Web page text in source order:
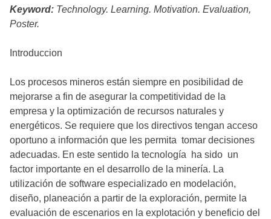
Keyword: Technology. Learning. Motivation. Evaluation,
Poster.
Introduccion
Los procesos mineros están siempre en posibilidad de
mejorarse a fin de asegurar la competitividad de la
empresa y la optimización de recursos naturales y
energéticos. Se requiere que los directivos tengan acceso
oportuno a información que les permita tomar decisiones
adecuadas. En este sentido la tecnología ha sido un
factor importante en el desarrollo de la minería. La
utilización de software especializado en modelación,
diseño, planeación a partir de la exploración, permite la
evaluación de escenarios en la explotación y beneficio del